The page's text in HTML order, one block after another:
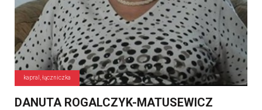
kapral, łączniczka
DANUTA ROGALCZYK-MATUSEWICZ